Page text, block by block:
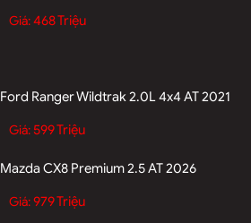
Giá:468 Triệu
Ford Ranger Wildtrak 2.0L 4x4 AT 2021
Giá:599 Triệu
Mazda CX8 Premium 2.5 AT 2026
Giá:979 Triệu